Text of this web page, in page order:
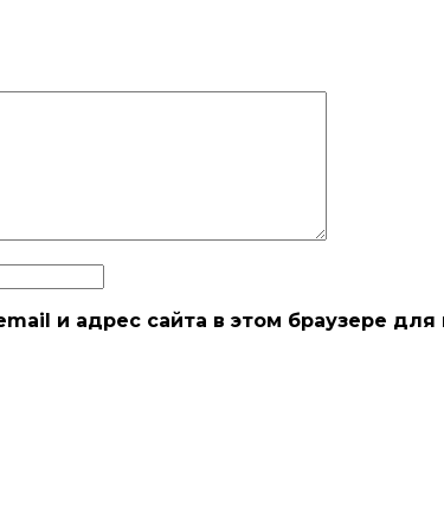
и адрес сайта в этом браузере